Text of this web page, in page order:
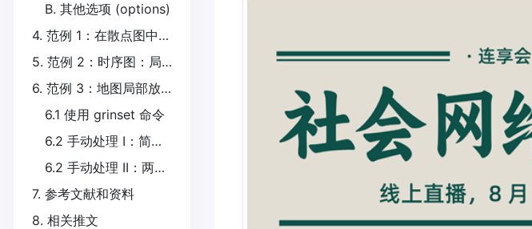
B. 其他选项 (options)
4. 范例 1：在散点图中插入对数转换后的 binscatter
5. 范例 2：时序图：局部放大 + 日回报率
6. 范例 3：地图局部放大
6.1 使用 grinset 命令
6.2 手动处理 I：简单插图
6.2 手动处理 II：两个局部放大的插图
7. 参考文献和资料
8. 相关推文